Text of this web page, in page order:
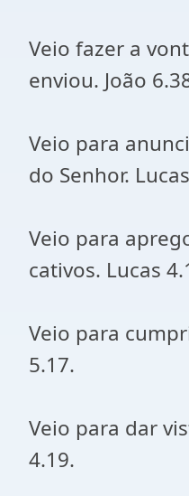
Veio fazer a
enviou. João
Veio para
do Senhor.
Veio para
cativos. Lucas
Veio para
5.17.
Veio para dar
4.19.